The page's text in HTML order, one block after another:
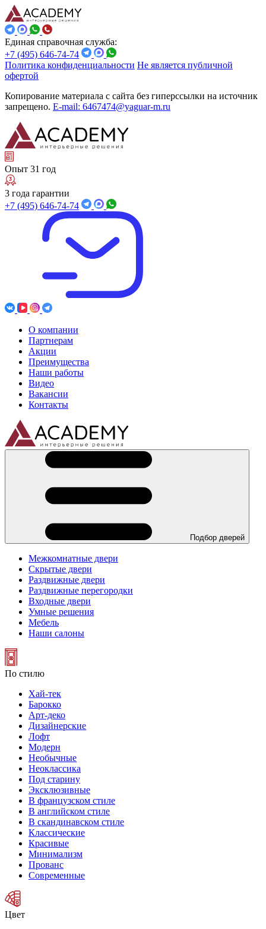
Единая справочная служба:
+7 (495) 646-74-74
Политика конфиденциальности Не является публичной
офертой
Копирование материала с сайта без гиперссылки на источник
запрещено. E-mail: 6467474@yaguar-m.ru
Опыт 31 год
3 года гарантии
+7 (495) 646-74-74
О компании
Партнерам
Акции
Преимущества
Наши работы
Видео
Вакансии
Контакты
Подбор дверей
Межкомнатные двери
Скрытые двери
Раздвижные двери
Раздвижные перегородки
Входные двери
Умные решения
Мебель
Наши салоны
По стилю
Хай-тек
Барокко
Арт-деко
Дизайнерские
Лофт
Модерн
Необычные
Неоклассика
Под старину
Эксклюзивные
В французском стиле
В английском стиле
В скандинавском стиле
Классические
Красивые
Минимализм
Прованс
Современные
Цвет